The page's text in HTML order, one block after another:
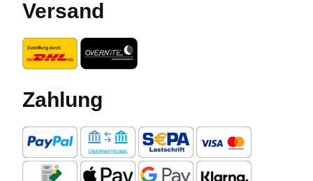
Versand
Zahlung